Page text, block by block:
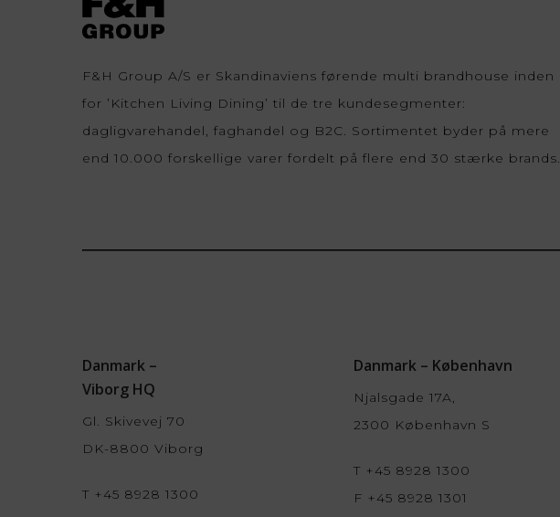
F&H Group A/S er Skandinaviens førende multi brandhouse inden
for ’Kitchen Living Dining’ til de tre kundesegmenter:
dagligvarehandel, faghandel og B2C. Sortimentet byder på mere
end 10.000 forskellige varer fordelt på flere end 30 stærke brands.
Danmark –
Viborg HQ
Gl. Skivevej 70
DK-8800 Viborg
T +45 8928 1300
Danmark – København
Njalsgade 17A,
2300 København S
T +45 8928 1300
F +45 8928 1301